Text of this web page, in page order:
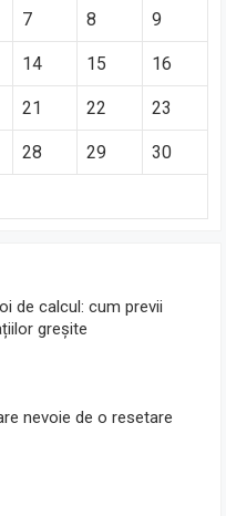
7 8 9
14 15 16
21 22 23
28 29 30
de calcul: cum previi
greșite
nevoie de o resetare